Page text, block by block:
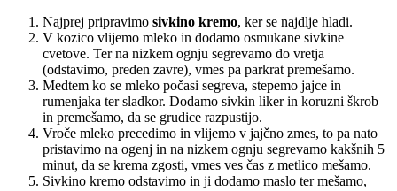
Najprej pripravimo sivkino kremo, ker se najdlje hladi.
V kozico vlijemo mleko in dodamo osmukane sivkine
cvetove. Ter na nizkem ognju segrevamo do vretja
(odstavimo, preden zavre), vmes pa parkrat premešamo.
Medtem ko se mleko počasi segreva, stepemo jajce in
rumenjaka ter sladkor. Dodamo sivkin liker in koruzni škrob
in premešamo, da se grudice razpustijo.
Vroče mleko precedimo in vlijemo v jajčno zmes, to pa nato
pristavimo na ogenj in na nizkem ognju segrevamo kakšnih 5
minut, da se krema zgosti, vmes ves čas z metlico mešamo.
Sivkino kremo odstavimo in ji dodamo maslo ter mešamo,